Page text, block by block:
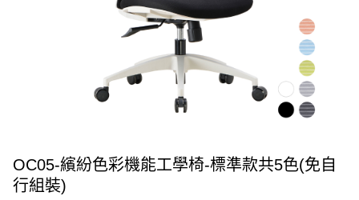
OC05-繽紛色彩機能工學椅-標準款共5色(免自
行組裝)